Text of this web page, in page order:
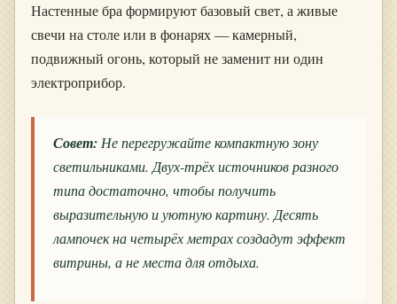
Настенные бра формируют базовый свет, а живые
свечи на столе или в фонарях — камерный,
подвижный огонь, который не заменит ни один
электроприбор.
Совет: Не перегружайте компактную зону
светильниками. Двух-трёх источников разного
типа достаточно, чтобы получить
выразительную и уютную картину. Десять
лампочек на четырёх метрах создадут эффект
витрины, а не места для отдыха.